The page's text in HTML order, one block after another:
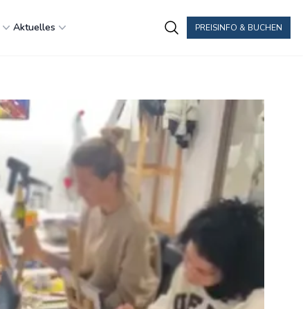
PREISINFO & BUCHEN
Aktuelles